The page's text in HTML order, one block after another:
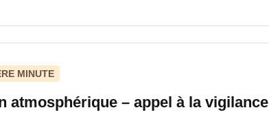
atmosphérique – appel à la vigilance
MINUTE